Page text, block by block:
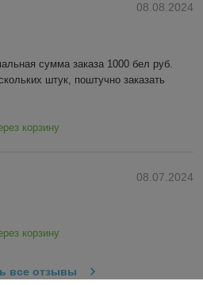
08.08.2024
сумма заказа 1000 бел руб.
штук, поштучно заказать
корзину
08.07.2024
корзину
все отзывы